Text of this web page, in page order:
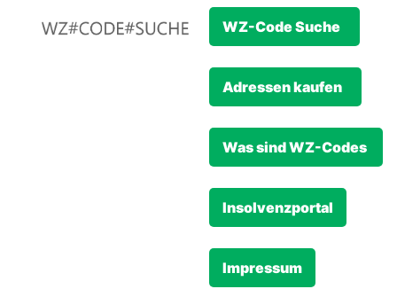
WZ-Code Suche
Adressen kaufen
Was sind WZ-Codes
Insolvenzportal
Impressum